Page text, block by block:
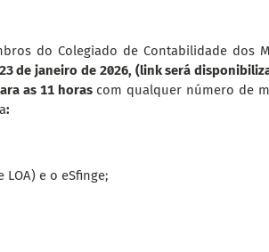
do Colegiado de Contabilidade dos
23 de janeiro de 2026, (link será
as 11 horas com qualquer número de
:
LOA) e o eSfinge;